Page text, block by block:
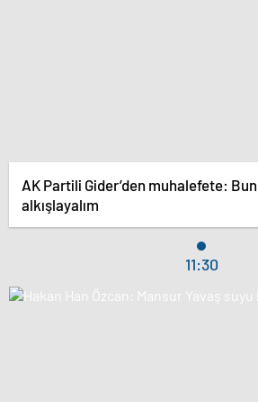
AK Partili Gider’den muhalefete:
alkışlayalım
11:30